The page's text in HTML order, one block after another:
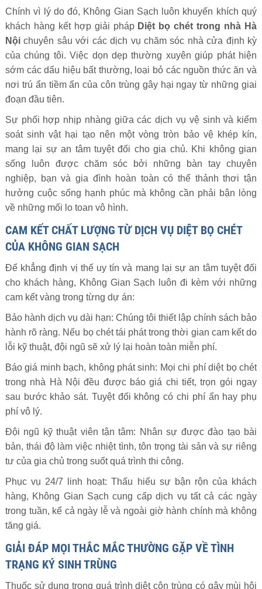
Chính vì lý do đó, Không Gian Sạch luôn khuyến khích quý
khách hàng kết hợp giải pháp Diệt bọ chét trong nhà Hà
Nộichuyên sâu với các dịch vụ chăm sóc nhà cửa định kỳ
của chúng tôi. Việc dọn dẹp thường xuyên giúp phát hiện
sớm các dấu hiệu bất thường, loại bỏ các nguồn thức ăn và
nơi trú ẩn tiềm ẩn của côn trùng gây hại ngay từ những giai
đoạn đầu tiên.
Sự phối hợp nhịp nhàng giữa các dịch vụ vệ sinh và kiểm
soát sinh vật hại tạo nên một vòng tròn bảo vệ khép kín,
mang lại sự an tâm tuyệt đối cho gia chủ. Khi không gian
sống luôn được chăm sóc bởi những bàn tay chuyên
nghiệp, bạn và gia đình hoàn toàn có thể thảnh thơi tận
hưởng cuộc sống hạnh phúc mà không cần phải bận lòng
về những mối lo toan vô hình.
CAM KẾT CHẤT LƯỢNG TỪ DỊCH VỤ DIỆT BỌ CHÉT
CỦA KHÔNG GIAN SẠCH
Để khẳng định vị thế uy tín và mang lại sự an tâm tuyệt đối
cho khách hàng, Không Gian Sạch luôn đi kèm với những
cam kết vàng trong từng dự án:
Bảo hành dịch vụ dài hạn: Chúng tôi thiết lập chính sách bảo
hành rõ ràng. Nếu bọ chét tái phát trong thời gian cam kết do
lỗi kỹ thuật, đội ngũ sẽ xử lý lại hoàn toàn miễn phí.
Báo giá minh bạch, không phát sinh: Mọi chi phí diệt bọ chét
trong nhà Hà Nội đều được báo giá chi tiết, trọn gói ngay
sau bước khảo sát. Tuyệt đối không có chi phí ẩn hay phụ
phí vô lý.
Đội ngũ kỹ thuật viên tận tâm: Nhân sự được đào tạo bài
bản, thái độ làm việc nhiệt tình, tôn trọng tài sản và sự riêng
tư của gia chủ trong suốt quá trình thi công.
Phục vụ 24/7 linh hoạt: Thấu hiểu sự bận rộn của khách
hàng, Không Gian Sạch cung cấp dịch vụ tất cả các ngày
trong tuần, kể cả ngày lễ và ngoài giờ hành chính mà không
tăng giá.
GIẢI ĐÁP MỌI THẮC MẮC THƯỜNG GẶP VỀ TÌNH
TRẠNG KÝ SINH TRÙNG
Thuốc sử dụng trong quá trình diệt côn trùng có gây mùi hôi